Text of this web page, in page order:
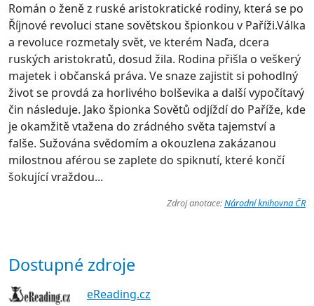
Román o ženě z ruské aristokratické rodiny, která se po
Říjnové revoluci stane sovětskou špionkou v Paříži.Válka
a revoluce rozmetaly svět, ve kterém Naďa, dcera
ruských aristokratů, dosud žila. Rodina přišla o veškerý
majetek i občanská práva. Ve snaze zajistit si pohodlný
život se provdá za horlivého bolševika a další vypočítavý
čin následuje. Jako špionka Sovětů odjíždí do Paříže, kde
je okamžitě vtažena do zrádného světa tajemství a
falše. Sužována svědomím a okouzlena zakázanou
milostnou aférou se zaplete do spiknutí, které končí
šokující vraždou...
Zdroj anotace:Národní knihovna ČR
Dostupné zdroje
eReading.cz